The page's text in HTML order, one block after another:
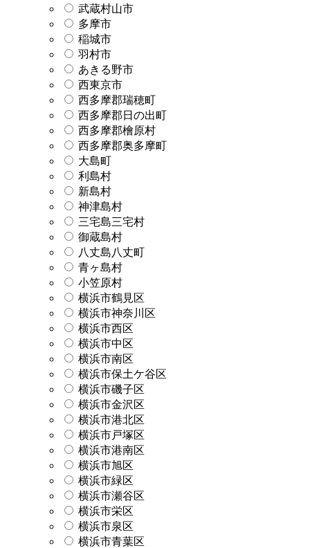
武蔵村山市
多摩市
稲城市
羽村市
あきる野市
西東京市
西多摩郡瑞穂町
西多摩郡日の出町
西多摩郡檜原村
西多摩郡奥多摩町
大島町
利島村
新島村
神津島村
三宅島三宅村
御蔵島村
八丈島八丈町
青ヶ島村
小笠原村
横浜市鶴見区
横浜市神奈川区
横浜市西区
横浜市中区
横浜市南区
横浜市保土ケ谷区
横浜市磯子区
横浜市金沢区
横浜市港北区
横浜市戸塚区
横浜市港南区
横浜市旭区
横浜市緑区
横浜市瀬谷区
横浜市栄区
横浜市泉区
横浜市青葉区